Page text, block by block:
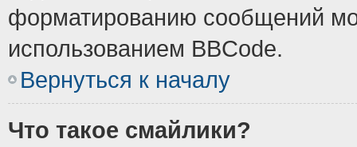
форматированию сообщений
использованием BBCode.
Вернуться к началу
Что такое смайлики?